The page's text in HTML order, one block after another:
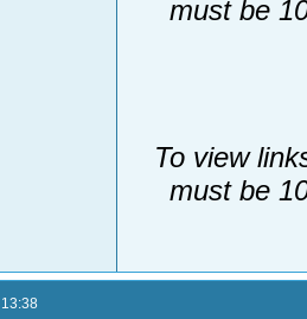
must be
To view
must be
, 13:38